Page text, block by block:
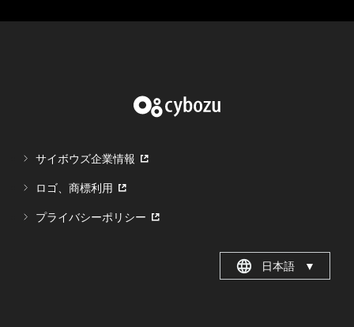
サイボウズ企業情報
ロゴ、商標利用
プライバシーポリシー
日本語 ▼